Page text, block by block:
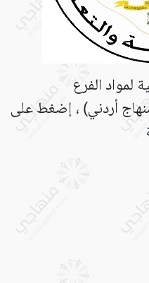
لمواد الفرع
أردني) ، إضغط على